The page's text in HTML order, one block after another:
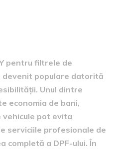
pentru filtrele de
devenit populare datorită
Unul dintre
economia de bani,
pot evita
serviciile profesionale de
completă a DPF-ului. În